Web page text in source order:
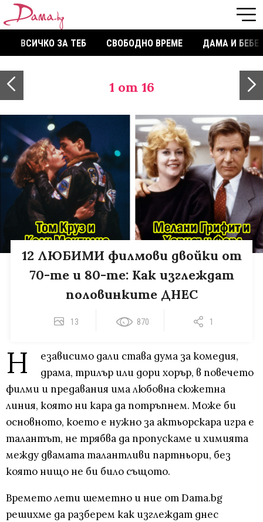
ВСИЧКО ЗА ТЕБ СВОБОДНО ВРЕМЕ ДАМА И БЕБЕ
1 от 16
12 ЛЮБИМИ филмови двойки от
70-те и 80-те: Как изглеждат
половинките ДНЕС
13 870 1
Н
езависимо дали става дума за комедия,
драма, трилър или дори хорър, в повечето
филми и предавания има любовна сюжетна
линия, която ни кара да потръпнем. Може би
основното, което е нужно за актьорскара игра е
талантът, не трябва да пропускаме и химията
между двамата талантливи партньори, без
която нищо не би било същото.
Времето лети шеметно и ние от Dama.bg
решихме да разберем как изглеждат днес